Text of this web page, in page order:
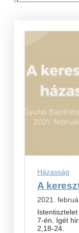
Házasság
A
2021.
7-én. Igét
2,18-24.